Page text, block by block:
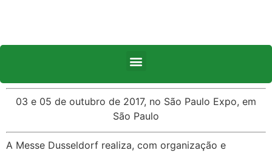
03 e 05 de outubro de 2017, no São Paulo Expo, em
São Paulo
A Messe Dusseldorf realiza, com organização e